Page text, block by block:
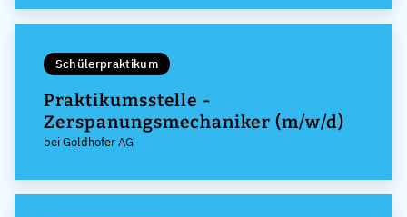
Schülerpraktikum
Praktikumsstelle -
Zerspanungsmechaniker (m/w/d)
bei Goldhofer AG